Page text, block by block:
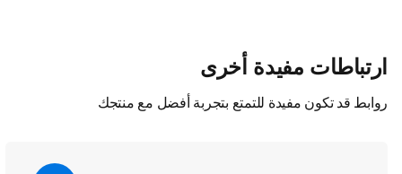
ارتباطات مفيدة أخرى
روابط قد تكون مفيدة للتمتع بتجربة أفضل مع منتجك